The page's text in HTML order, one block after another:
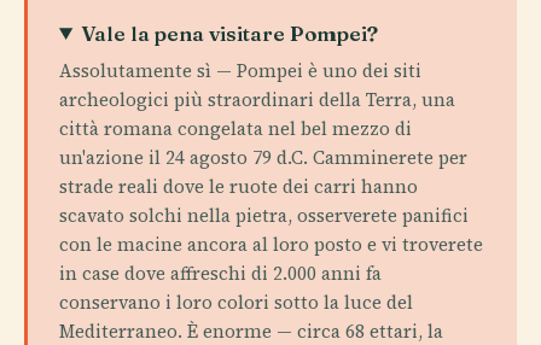
Vale la pena visitare Pompei?
Assolutamente sì — Pompei è uno dei siti
archeologici più straordinari della Terra, una
città romana congelata nel bel mezzo di
un'azione il 24 agosto 79 d.C. Camminerete per
strade reali dove le ruote dei carri hanno
scavato solchi nella pietra, osserverete panifici
con le macine ancora al loro posto e vi troverete
in case dove affreschi di 2.000 anni fa
conservano i loro colori sotto la luce del
Mediterraneo. È enorme — circa 68 ettari, la